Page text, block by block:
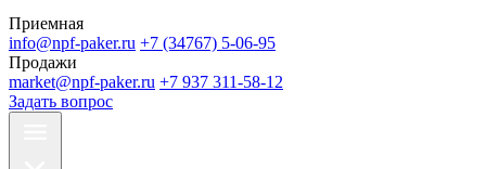
Приемная
info@npf-paker.ru +7 (34767) 5-06-95
Продажи
market@npf-paker.ru +7 937 311-58-12
Задать вопрос